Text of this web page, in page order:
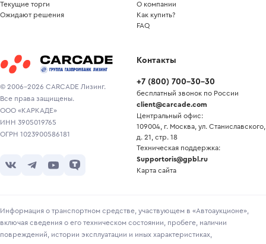
© 2006-2026 CARCADE Лизинг.
Все права защищены.
ООО «КАРКАДЕ»
ИНН 3905019765
ОГРН 1023900586181
Текущие торги
Ожидают решения
О компании
Как купить?
FAQ
Контакты
+7 (800) 700-30-30
бесплатный звонок по России
client@carcade.com
Центральный офис:
109004, г. Москва, ул. Станиславского,
д. 21, стр. 18
Техническая поддержка:
Supportoris@gpbl.ru
Карта сайта
Информация о транспортном средстве, участвующем в «Автоаукционе»,
включая сведения о его техническом состоянии, пробеге, наличии
повреждений, истории эксплуатации и иных характеристиках,